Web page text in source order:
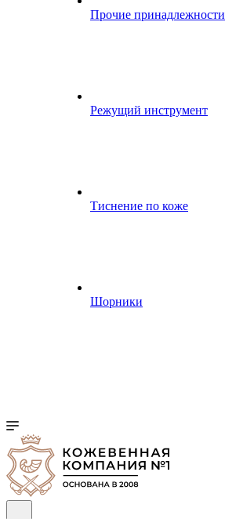
Прочие принадлежности
Режущий инструмент
Тиснение по коже
Шорники